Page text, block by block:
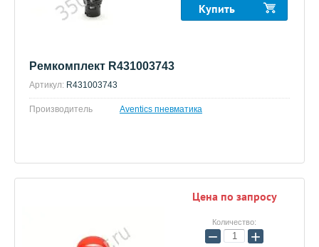
Купить
Ремкомплект R431003743
Артикул: R431003743
Производитель Aventics пневматика
Цена по запросу
Количество:
− +